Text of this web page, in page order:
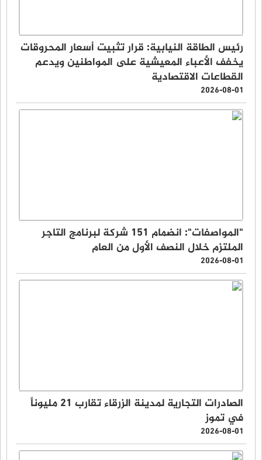
رئيس الطاقة النيابية: قرار تثبيت أسعار المحروقات
يخفف الأعباء المعيشية على المواطنين ويدعم
القطاعات الاقتصادية
2026-08-01
"المواصفات": انضمام 151 شركة لبرنامج التاجر
الملتزم خلال النصف الأول من العام
2026-08-01
الصادرات التجارية لمدينة الزرقاء تقارب 21 مليوناً
في تموز
2026-08-01